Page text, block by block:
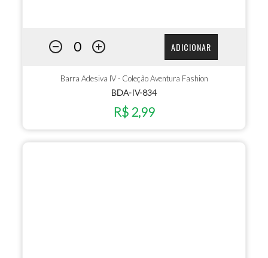
ADICIONAR
Barra Adesiva IV - Coleção Aventura Fashion
BDA-IV-834
R$ 2,99